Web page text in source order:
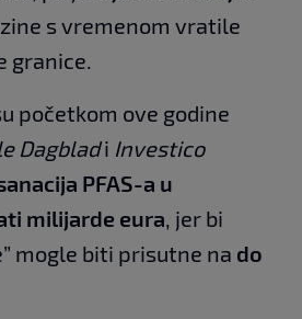
s vremenom vratile
granice.
početkom ove godine
Dagbladi Investico
PFAS-a u
milijarde eura, jer bi
mogle biti prisutne na do